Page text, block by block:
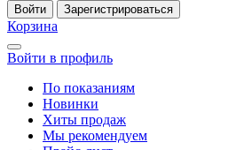
Войти Зарегистрироваться
Корзина
Войти в профиль
По показаниям
Новинки
Хиты продаж
Мы рекомендуем